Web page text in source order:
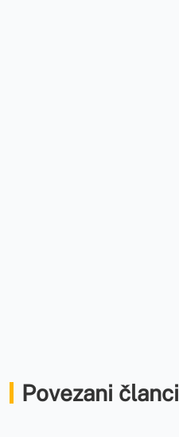
Povezani članci